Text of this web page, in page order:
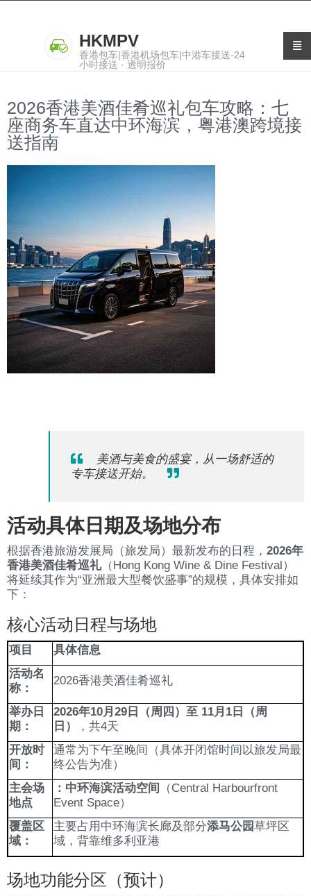
HKMPV
香港包车|香港机场包车|中港车接送-24
小时接送 · 透明报价
2026香港美酒佳肴巡礼包车攻略：七
座商务车直达中环海滨，粤港澳跨境接
送指南
美酒与美食的盛宴，从一场舒适的
专车接送开始。
活动具体日期及场地分布
根据香港旅游发展局（旅发局）最新发布的日程， 2026年
香港美酒佳肴巡礼（Hong Kong Wine & Dine Festival）
将延续其作为“亚洲最大型餐饮盛事”的规模，具体安排如
下：
核心活动日程与场地
项目
具体信息
活动名
称：
2026香港美酒佳肴巡礼
举办日
期：
2026年10月29日（周四）至 11月1日（周
日）
，共4天
开放时
间：
通常为下午至晚间（具体开闭馆时间以旅发局最
终公告为准）
主会场
地点
：中环海滨活动空间
（Central Harbourfront
Event Space）
覆盖区
域：
主要占用中环海滨长廊及部分添马公园草坪区
域，背靠维多利亚港
场地功能分区（预计）